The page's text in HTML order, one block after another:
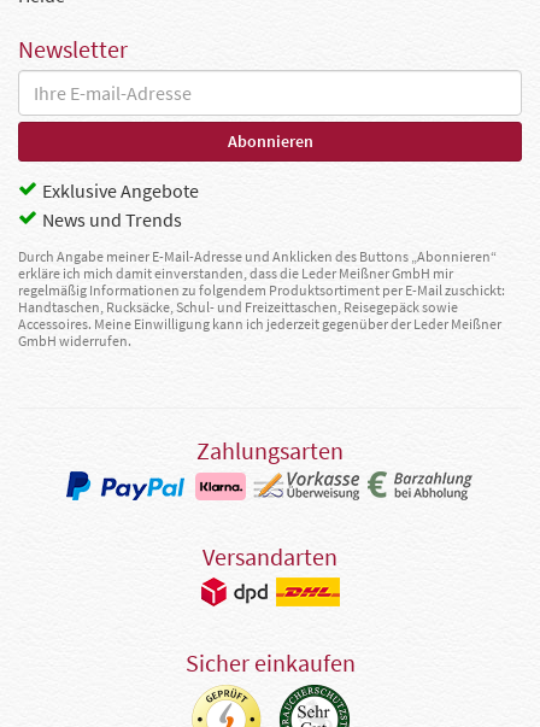
Newsletter
Exklusive Angebote
News und Trends
Durch Angabe meiner E-Mail-Adresse und Anklicken des Buttons „Abonnieren“
erkläre ich mich damit einverstanden, dass die Leder Meißner GmbH mir
regelmäßig Informationen zu folgendem Produktsortiment per E-Mail zuschickt:
Handtaschen, Rucksäcke, Schul- und Freizeittaschen, Reisegepäck sowie
Accessoires. Meine Einwilligung kann ich jederzeit gegenüber der Leder Meißner
GmbH widerrufen.
Zahlungsarten
Versandarten
Sicher einkaufen